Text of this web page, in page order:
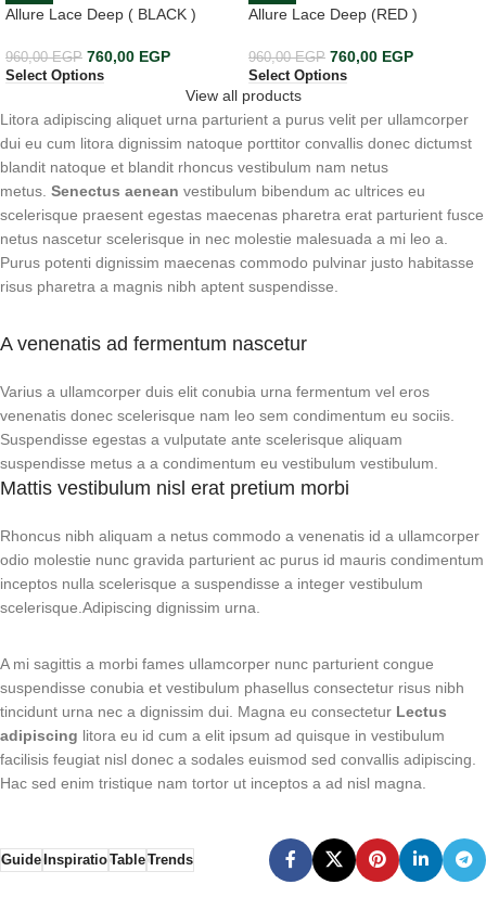
Allure Lace Deep ( BLACK )
960,00EGP 760,00 EGP
Select Options
Allure Lace Deep (RED )
960,00EGP 760,00 EGP
Select Options
View all products
Litora adipiscing aliquet urna parturient a purus velit per ullamcorper
dui eu cum litora dignissim natoque porttitor convallis donec dictumst
blandit natoque et blandit rhoncus vestibulum nam netus
metus. Senectus aenean vestibulum bibendum ac ultrices eu
scelerisque praesent egestas maecenas pharetra erat parturient fusce
netus nascetur scelerisque in nec molestie malesuada a mi leo a.
Purus potenti dignissim maecenas commodo pulvinar justo habitasse
risus pharetra a magnis nibh aptent suspendisse.
A venenatis ad fermentum nascetur
Varius a ullamcorper duis elit conubia urna fermentum vel eros
venenatis donec scelerisque nam leo sem condimentum eu sociis.
Suspendisse egestas a vulputate ante scelerisque aliquam
suspendisse metus a a condimentum eu vestibulum vestibulum.
Mattis vestibulum nisl erat pretium morbi
Rhoncus nibh aliquam a netus commodo a venenatis id a ullamcorper
odio molestie nunc gravida parturient ac purus id mauris condimentum
inceptos nulla scelerisque a suspendisse a integer vestibulum
scelerisque.Adipiscing dignissim urna.
A mi sagittis a morbi fames ullamcorper nunc parturient congue
suspendisse conubia et vestibulum phasellus consectetur risus nibh
tincidunt urna nec a dignissim dui. Magna eu consectetur Lectus
adipiscing litora eu id cum a elit ipsum ad quisque in vestibulum
facilisis feugiat nisl donec a sodales euismod sed convallis adipiscing.
Hac sed enim tristique nam tortor ut inceptos a ad nisl magna.
GuideInspiratioTableTrends